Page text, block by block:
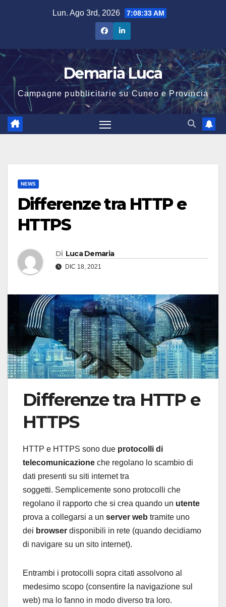
Lun. Ago 3rd, 2026 7:08:34 AM
Demaria Luca
Campagne pubblicitarie su Cuneo e Provincia
NEWS
Differenze tra HTTP e
HTTPS
Di Luca Demaria
DIC 18, 2021
Differenze tra HTTP e
HTTPS
HTTP e HTTPS sono due protocolli di
telecomunicazione che regolano lo scambio di
dati presenti su siti internet tra
soggetti. Semplicemente sono protocolli che
regolano il rapporto che si crea quando un utente
prova a collegarsi a un server web tramite uno
dei browser disponibili in rete (quando decidiamo
di navigare su un sito internet).
Entrambi i protocolli sopra citati assolvono al
medesimo scopo (consentire la navigazione sul
web) ma lo fanno in modo diverso tra loro.